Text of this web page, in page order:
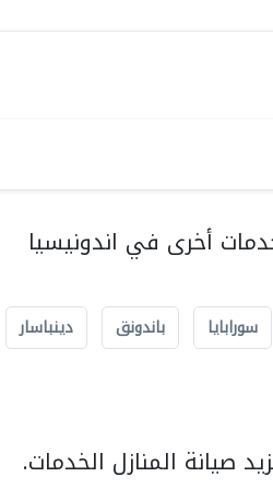
أخرى في اندونيسيا
سورابايا باندونق دينباسار
صيانة المنازل الخدمات.